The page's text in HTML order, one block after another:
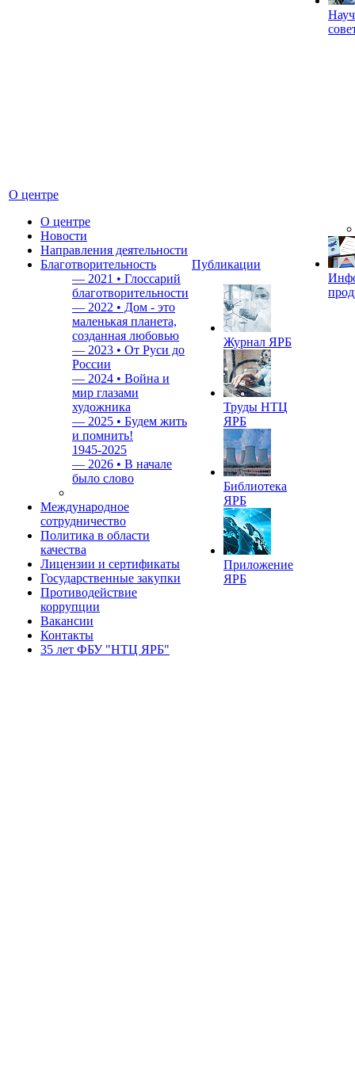
О центре
О центре
Новости
Направления деятельности
Благотворительность
— 2021 • Глоссарий
благотворительности
— 2022 • Дом - это
маленькая планета,
созданная любовью
— 2023 • От Руси до
России
— 2024 • Война и
мир глазами
художника
— 2025 • Будем жить
и помнить!
1945-2025
— 2026 • В начале
было слово
Международное
сотрудничество
Политика в области
качества
Лицензии и сертификаты
Государственные закупки
Противодействие
коррупции
Вакансии
Контакты
35 лет ФБУ "НТЦ ЯРБ"
Публикации
Журнал ЯРБ
Труды НТЦ
ЯРБ
Библиотека
ЯРБ
Приложение
ЯРБ